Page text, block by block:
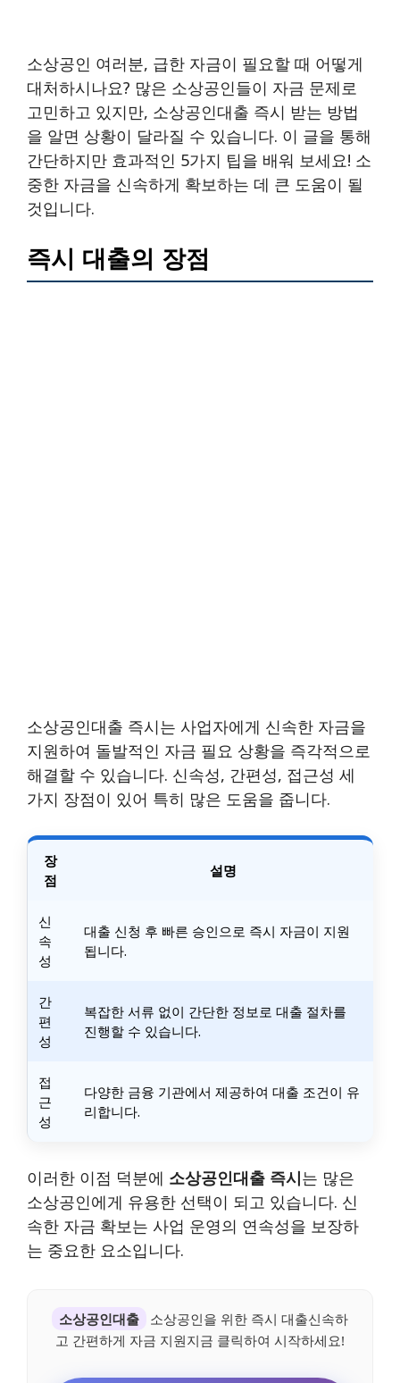
소상공인 여러분, 급한 자금이 필요할 때 어떻게
대처하시나요? 많은 소상공인들이 자금 문제로
고민하고 있지만, 소상공인대출 즉시 받는 방법
을 알면 상황이 달라질 수 있습니다. 이 글을 통해
간단하지만 효과적인 5가지 팁을 배워 보세요! 소
중한 자금을 신속하게 확보하는 데 큰 도움이 될
것입니다.
즉시 대출의 장점
소상공인대출 즉시는 사업자에게 신속한 자금을
지원하여 돌발적인 자금 필요 상황을 즉각적으로
해결할 수 있습니다. 신속성, 간편성, 접근성 세
가지 장점이 있어 특히 많은 도움을 줍니다.
장
점
설명
신
속
성
대출 신청 후 빠른 승인으로 즉시 자금이 지원
됩니다.
간
편
성
복잡한 서류 없이 간단한 정보로 대출 절차를
진행할 수 있습니다.
접
근
성
다양한 금융 기관에서 제공하여 대출 조건이 유
리합니다.
이러한 이점 덕분에 소상공인대출 즉시는 많은
소상공인에게 유용한 선택이 되고 있습니다. 신
속한 자금 확보는 사업 운영의 연속성을 보장하
는 중요한 요소입니다.
소상공인대출
소상공인을 위한 즉시 대출신속하
고 간편하게 자금 지원지금 클릭하여 시작하세요!